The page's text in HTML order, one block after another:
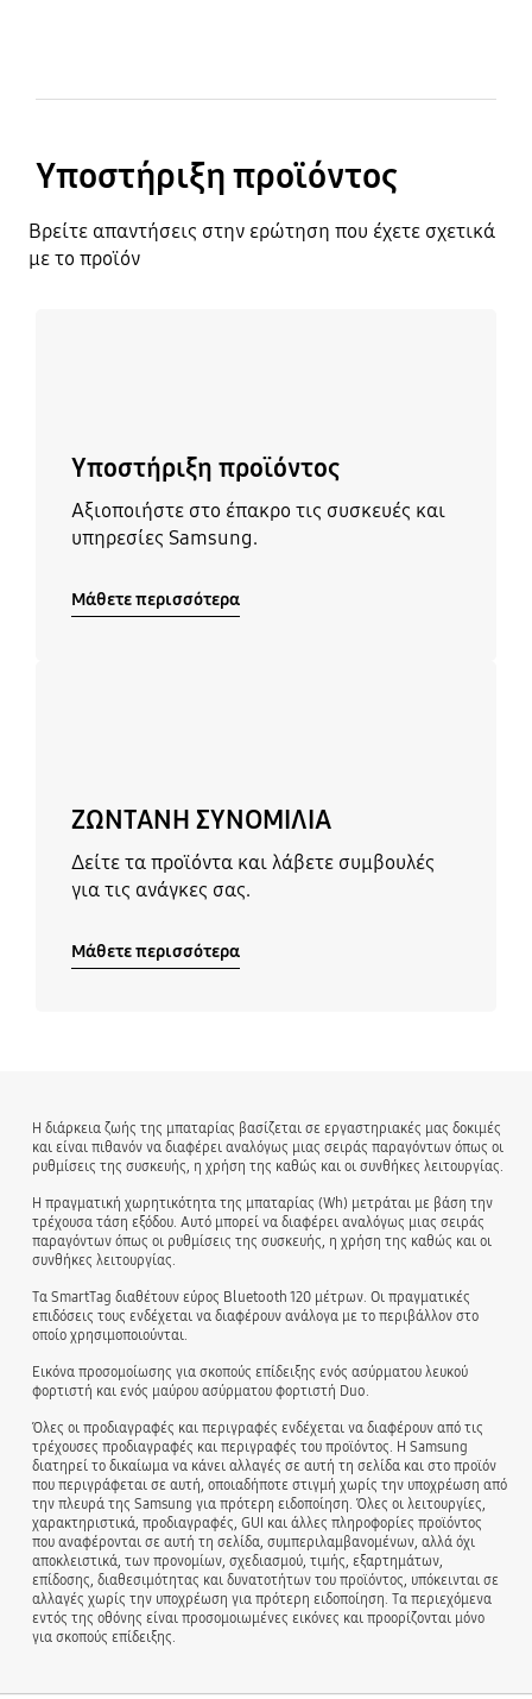
Υποστήριξη προϊόντος
Βρείτε απαντήσεις στην ερώτηση που έχετε σχετικά
με το προϊόν
Υποστήριξη προϊόντος
Αξιοποιήστε στο έπακρο τις συσκευές και
υπηρεσίες Samsung.
Μάθετε περισσότερα
ΖΩΝΤΑΝΗ ΣΥΝΟΜΙΛΙΑ
Δείτε τα προϊόντα και λάβετε συμβουλές
για τις ανάγκες σας.
Μάθετε περισσότερα
Η διάρκεια ζωής της μπαταρίας βασίζεται σε εργαστηριακές μας δοκιμές
και είναι πιθανόν να διαφέρει αναλόγως μιας σειράς παραγόντων όπως οι
ρυθμίσεις της συσκευής, η χρήση της καθώς και οι συνθήκες λειτουργίας.
Η πραγματική χωρητικότητα της μπαταρίας (Wh) μετράται με βάση την
τρέχουσα τάση εξόδου. Αυτό μπορεί να διαφέρει αναλόγως μιας σειράς
παραγόντων όπως οι ρυθμίσεις της συσκευής, η χρήση της καθώς και οι
συνθήκες λειτουργίας.
Τα SmartTag διαθέτουν εύρος Bluetooth 120 μέτρων. Οι πραγματικές
επιδόσεις τους ενδέχεται να διαφέρουν ανάλογα με το περιβάλλον στο
οποίο χρησιμοποιούνται.
Εικόνα προσομοίωσης για σκοπούς επίδειξης ενός ασύρματου λευκού
φορτιστή και ενός μαύρου ασύρματου φορτιστή Duo.
Όλες οι προδιαγραφές και περιγραφές ενδέχεται να διαφέρουν από τις
τρέχουσες προδιαγραφές και περιγραφές του προϊόντος. Η Samsung
διατηρεί το δικαίωμα να κάνει αλλαγές σε αυτή τη σελίδα και στο προϊόν
που περιγράφεται σε αυτή, οποιαδήποτε στιγμή χωρίς την υποχρέωση από
την πλευρά της Samsung για πρότερη ειδοποίηση. Όλες οι λειτουργίες,
χαρακτηριστικά, προδιαγραφές, GUI και άλλες πληροφορίες προϊόντος
που αναφέρονται σε αυτή τη σελίδα, συμπεριλαμβανομένων, αλλά όχι
αποκλειστικά, των προνομίων, σχεδιασμού, τιμής, εξαρτημάτων,
επίδοσης, διαθεσιμότητας και δυνατοτήτων του προϊόντος, υπόκεινται σε
αλλαγές χωρίς την υποχρέωση για πρότερη ειδοποίηση. Τα περιεχόμενα
εντός της οθόνης είναι προσομοιωμένες εικόνες και προορίζονται μόνο
για σκοπούς επίδειξης.